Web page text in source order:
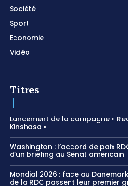
Société
Sport
Economie
Vidéo
Titres
Lancement de la campagne «
Kinshasa »
Washington : l’accord de paix
d’un briefing au Sénat américain
Mondial 2026 : face au
de la RDC passent leur premier